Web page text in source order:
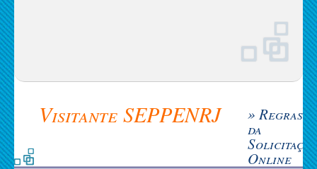
Visitante SEPPENRJ » Regras
da
Solicitação
Online